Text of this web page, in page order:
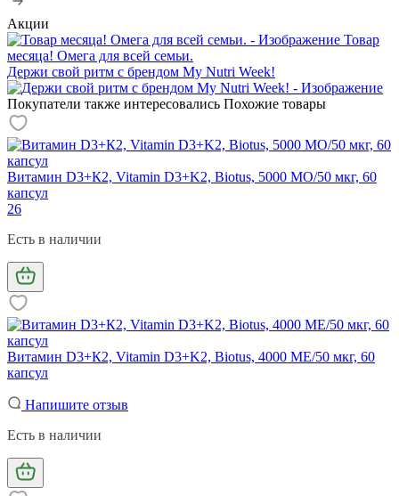
Акции
Товар
месяца! Омега для всей семьи.
Держи свой ритм с брендом My Nutri Week!
Покупатели также интересовались Похожие товары
Витамин D3+К2, Vitamin D3+K2, Biotus, 5000 МО/50 мкг, 60
капсул
26
Есть в наличии
Витамин D3+К2, Vitamin D3+K2, Biotus, 4000 МЕ/50 мкг, 60
капсул
Напишите отзыв
Есть в наличии